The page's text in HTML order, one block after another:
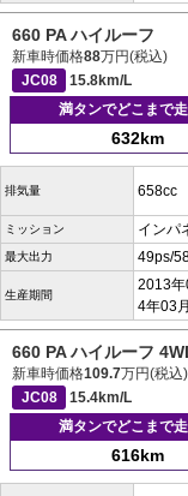
660 PA ハイルーフ
新車時価格88万円(税込)
JC08
15.8km/L
満タンでどこまで
632km
排気量 658cc
ミッション インパ
最大出力 49ps/
生産期間
2013
4年03月
660 PA ハイルーフ
新車時価格109.7万円(税込)
JC08
15.4km/L
満タンでどこまで
616km